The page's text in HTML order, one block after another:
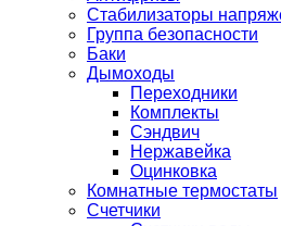
Стабилизаторы
Группа безопасности
Баки
Дымоходы
Переходники
Комплекты
Сэндвич
Нержавейка
Оцинковка
Комнатные термостаты
Счетчики